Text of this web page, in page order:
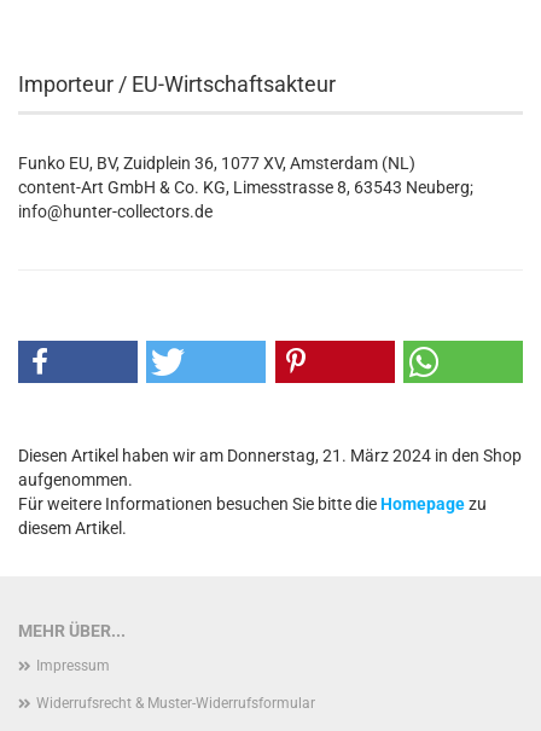
Importeur / EU-Wirtschaftsakteur
Funko EU, BV, Zuidplein 36, 1077 XV, Amsterdam (NL)
content-Art GmbH & Co. KG, Limesstrasse 8, 63543 Neuberg;
info@hunter-collectors.de
Diesen Artikel haben wir am Donnerstag, 21. März 2024 in den Shop
aufgenommen.
Für weitere Informationen besuchen Sie bitte dieHomepagezu
diesem Artikel.
MEHR ÜBER...
Impressum
Widerrufsrecht & Muster-Widerrufsformular